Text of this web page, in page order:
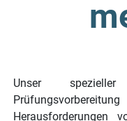
Unser
Herausforderungen